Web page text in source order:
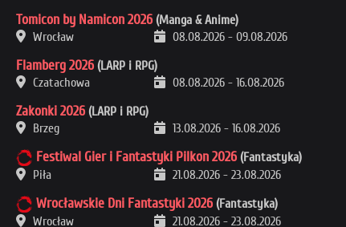
Tomicon by Namicon 2026 (Manga & Anime)
Wrocław
08.08.2026 - 09.08.2026
Flamberg 2026 (LARP i RPG)
Czatachowa
08.08.2026 - 16.08.2026
Zakonki 2026 (LARP i RPG)
Brzeg
13.08.2026 - 16.08.2026
Festiwal Gier i Fantastyki Pilkon 2026 (Fantastyka)
Piła
21.08.2026 - 23.08.2026
Wrocławskie Dni Fantastyki 2026 (Fantastyka)
Wrocław
21.08.2026 - 23.08.2026